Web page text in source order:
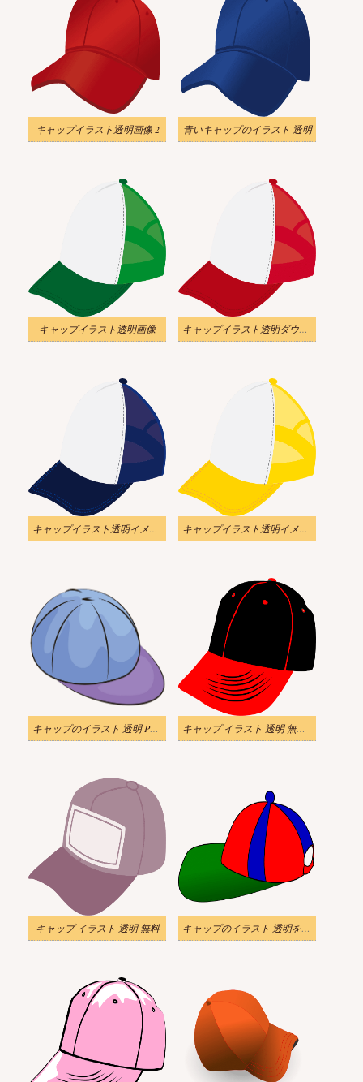
キャップイラスト透明画像 2 青いキャップのイラスト 透明
キャップイラスト透明画像 キャップイラスト透明ダウンロード
キャップイラスト透明イメージ 2 キャップイラスト透明イメージ
キャップのイラスト 透明 PNG キャップ イラスト 透明 無料 2
キャップ イラスト 透明 無料 キャップのイラスト 透明をダウンロード